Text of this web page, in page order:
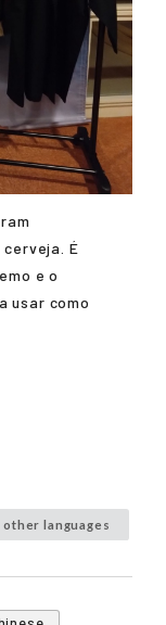
É
e o
usar como
other languages